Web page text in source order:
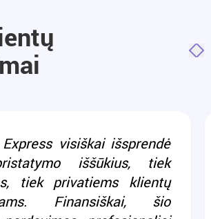
Express visiškai išsprendė
iššūkius, tiek
tiek privatiems klientų
Finansiškai, šio